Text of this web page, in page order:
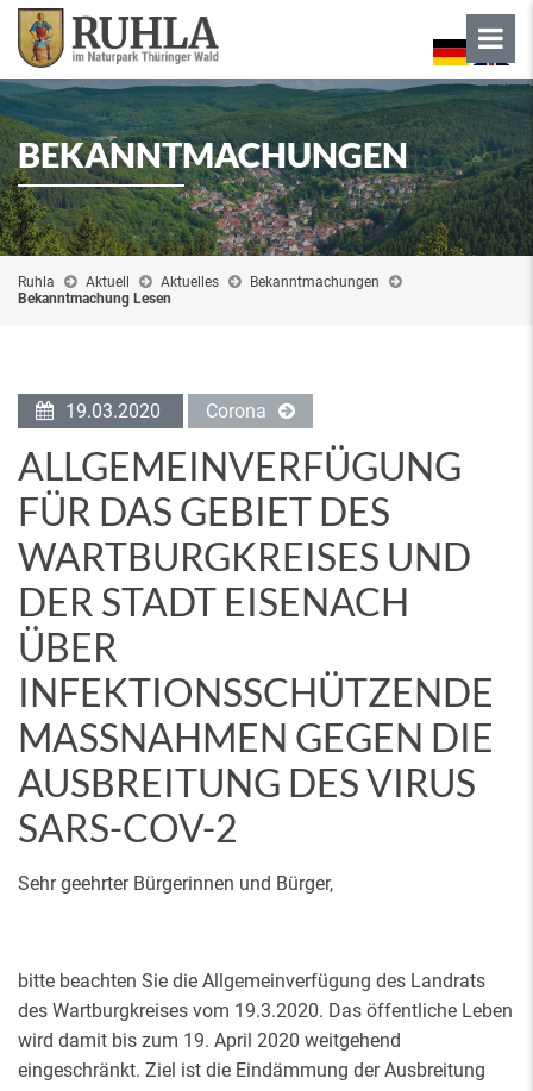
BEKANNTMACHUNGEN
Ruhla Aktuell Aktuelles
Bekanntmachungen
Bekanntmachung Lesen
19.03.2020 Corona
ALLGEMEINVERFÜGUNG
FÜR DAS GEBIET DES
WARTBURGKREISES UND
DER STADT EISENACH
ÜBER
INFEKTIONSSCHÜTZENDE
MASSNAHMEN GEGEN DIE A
USBREITUNG DES VIRUS S
ARS-COV-2
Sehr geehrter Bürgerinnen und Bürger,
bitte beachten Sie die Allgemeinverfügung des Landrats
des Wartburgkreises vom 19.3.2020. Das öffentliche Leben
wird damit bis zum 19. April 2020 weitgehend
eingeschränkt. Ziel ist die Eindämmung der Ausbreitung